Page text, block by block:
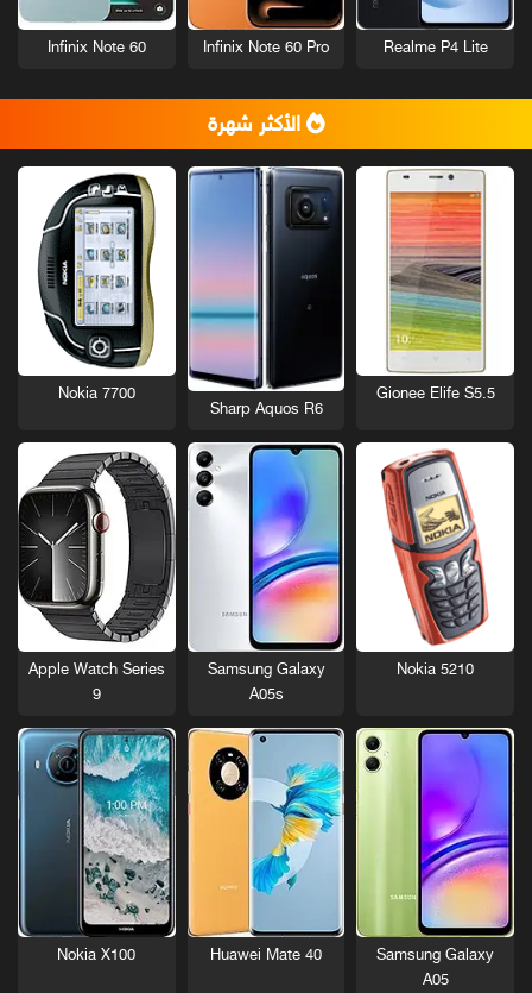
Realme P4 Lite
Infinix Note 60 Pro
Infinix Note 60
الأكثر شهرة
Gionee Elife S5.5
Sharp Aquos R6
Nokia 7700
Nokia 5210
Samsung Galaxy
A05s
Apple Watch Series
9
Samsung Galaxy
A05
Huawei Mate 40
Nokia X100